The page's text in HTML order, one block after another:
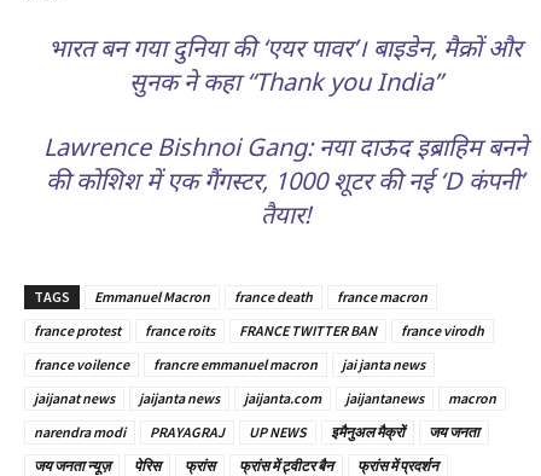
भारत बन गया दुनिया की ‘एयर पावर’। बाइडेन, मैक्रों और
सुनक ने कहा “Thank you India”
Lawrence Bishnoi Gang: नया दाऊद इब्राहिम बनने
की कोशिश में एक गैंगस्टर, 1000 शूटर की नई ‘D कंपनी’
तैयार!
TAGS Emmanuel Macron france death
france macron
france protest
france roits FRANCE TWITTER BAN
france virodh
france voilence
francre emmanuel macron
jai janta news
jaijanat news
jaijanta news jaijanta.com jaijantanews
macron
narendra modi
PRAYAGRAJ UP NEWS इमैनुअल मैक्रों
जय जनता
जय जनता न्यूज़
पेरिस फ्रांस फ्रांस में ट्वीटर बैन
फ्रांस में प्रदर्शन